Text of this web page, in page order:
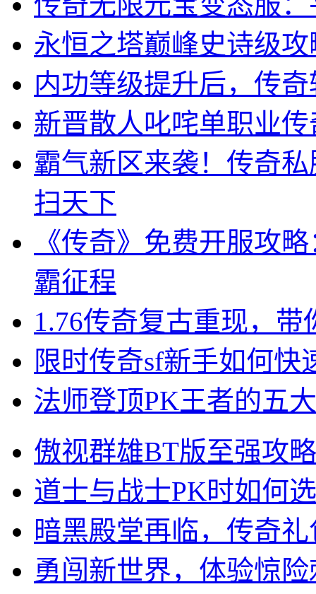
永恒之塔巅峰史诗级
内功等级提升后，传
新晋散人叱咤单职业
霸气新区来袭！传奇
扫天下
《传奇》免费开服攻
霸征程
1.76传奇复古重现，
限时传奇sf新手如何
法师登顶PK王者的五
傲视群雄BT版至强攻
道士与战士PK时如何
暗黑殿堂再临，传奇
勇闯新世界，体验惊